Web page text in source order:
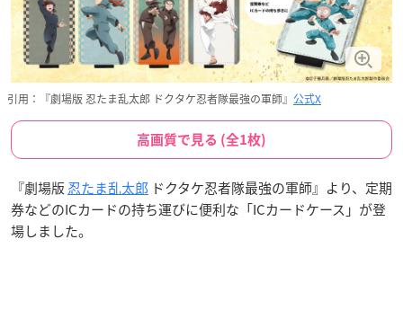
引用：『劇場版 忍たま乱太郎 ドクタケ忍者隊最強の軍師』 公式X
高画質で見る (全1枚)
『劇場版 忍たま乱太郎 ドクタケ忍者隊最強の軍師』より、定期
券などのICカードの持ち運びに便利な「ICカードケース」が登
場しました。